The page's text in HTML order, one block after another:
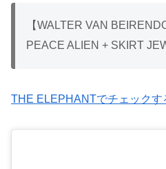
【WALTER VAN
PEACE ALIEN + SKIRT
THE ELEPHANTでチェックす